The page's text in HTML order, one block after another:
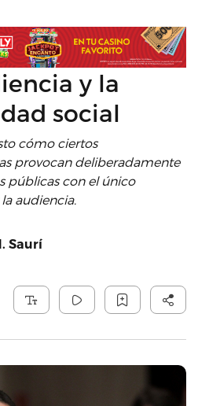
y la
social
cómo ciertos
provocan deliberadamente
públicas con el único
audiencia.
Saurí